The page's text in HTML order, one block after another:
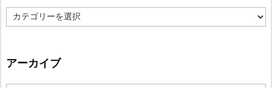
テ
ー
アーカイブ